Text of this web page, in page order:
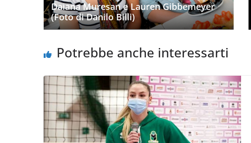
Daiana Muresan e Lauren Gibbemeyer
(Foto di Danilo Billi)
Potrebbe anche interessarti